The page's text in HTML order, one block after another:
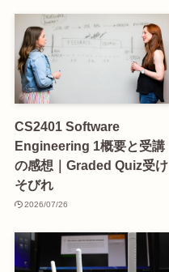
CS2401 Software
Engineering 1概要と受講
の感想｜Graded Quiz受け
そびれ
2026/07/26